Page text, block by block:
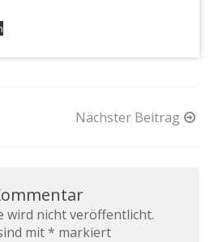
Nächster Beitrag
wird nicht veröffentlicht.
mit* markiert